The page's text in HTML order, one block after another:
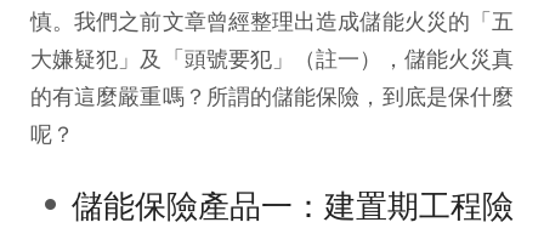
慎。我們之前文章曾經整理出造成儲能火災的「五
大嫌疑犯」及「頭號要犯」（註一），儲能火災真
的有這麼嚴重嗎？所謂的儲能保險，到底是保什麼
呢？
儲能保險產品一：建置期工程險